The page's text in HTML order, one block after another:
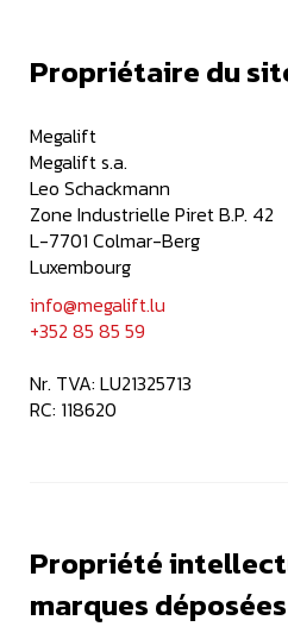
Propriétaire du
Megalift
Megalift s.a.
Leo Schackmann
Zone Industrielle Piret B.P. 42
L-7701 Colmar-Berg
Luxembourg
info@megalift.lu
+352 85 85 59
Nr. TVA: LU21325713
RC: 118620
Propriété
marques déposées